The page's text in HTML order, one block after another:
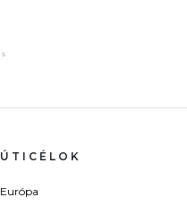
ÚTICÉLOK
Európa